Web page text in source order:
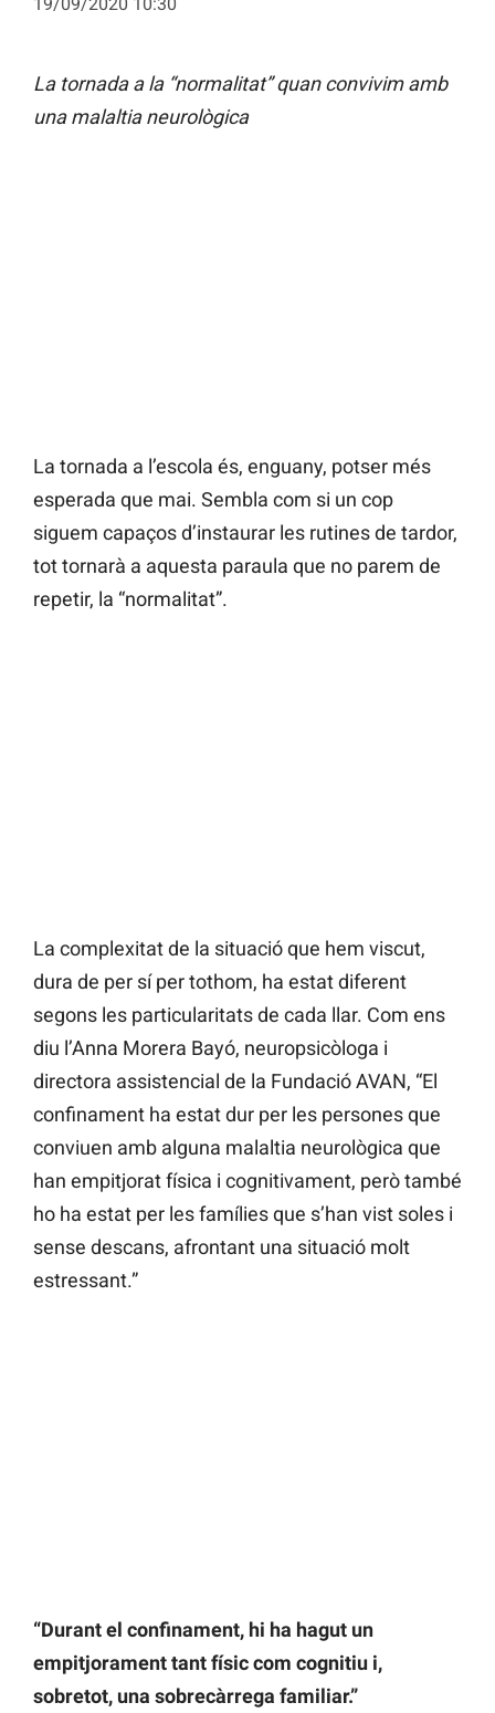
La tornada a la “normalitat” quan convivim amb
una malaltia neurològica
La tornada a l’escola és, enguany, potser més
esperada que mai. Sembla com si un cop
siguem capaços d’instaurar les rutines de tardor,
tot tornarà a aquesta paraula que no parem de
repetir, la “normalitat”.
La complexitat de la situació que hem viscut,
dura de per sí per tothom, ha estat diferent
segons les particularitats de cada llar. Com ens
diu l’Anna Morera Bayó, neuropsicòloga i
directora assistencial de la Fundació AVAN, “El
confinament ha estat dur per les persones que
conviuen amb alguna malaltia neurològica que
han empitjorat física i cognitivament, però també
ho ha estat per les famílies que s’han vist soles i
sense descans, afrontant una situació molt
estressant.”
“Durant el confinament, hi ha hagut un
empitjorament tant físic com cognitiu i,
sobretot, una sobrecàrrega familiar.”